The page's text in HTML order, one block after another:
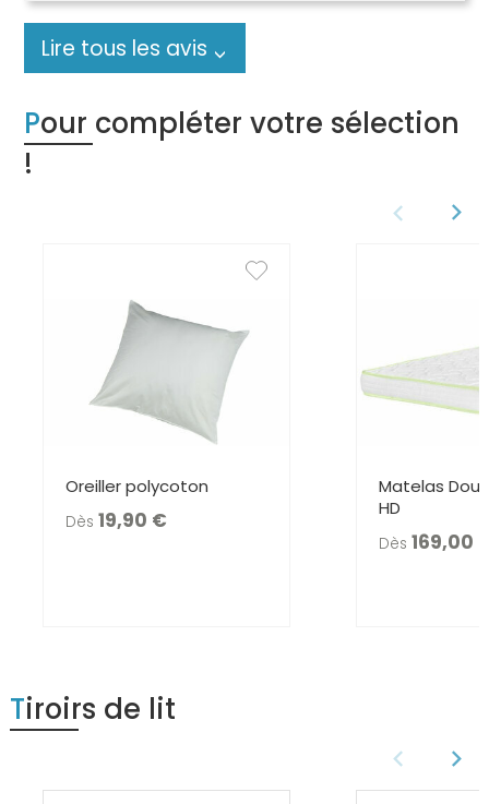
Lire tous les avis
Pour compléter votre sélection
!
Oreiller polycoton
Dès 19,90
Matelas
HD
Dès
Tiroirs de lit